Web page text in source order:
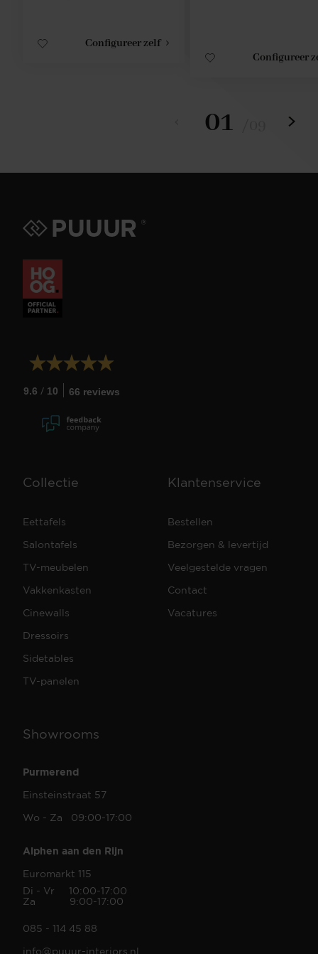
Configureer zelf
Configureer
01
9.6 / 10 66 reviews
Collectie
Eettafels
Salontafels
TV-meubelen
Vakkenkasten
Cinewalls
Dressoirs
Sidetables
TV-panelen
Klantenservice
Bestellen
Bezorgen & levertijd
Veelgestelde vragen
Contact
Vacatures
Showrooms
Purmerend
Einsteinstraat 57
Wo - Za 09:00-17:00
Alphen aan den Rijn
Euromarkt 115
Di - Vr 10:00-17:00
Za 9:00-17:00
085 - 114 45 88
info@puuur-interiors.nl